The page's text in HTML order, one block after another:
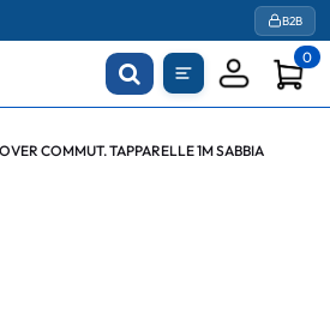
B2B
0
COMMUT. TAPPARELLE 1M SABBIA